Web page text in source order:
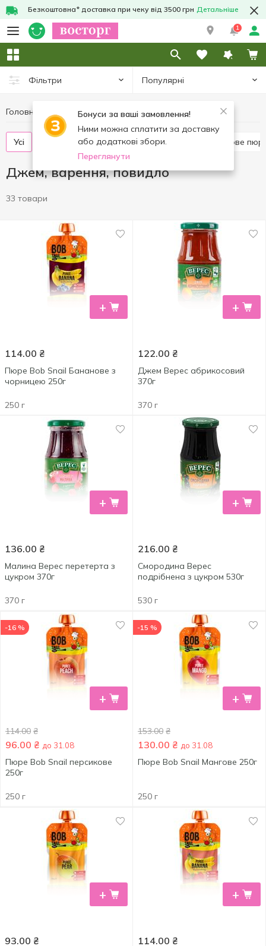
Безкоштовна* доставка при чеку від 3500 грн Детальніше
1
Фільтри Популярні
Бонуси за ваші замовлення!
Ними можна сплатити за доставку
або додаткові збори.
Переглянути
Головна Консерви Джем, варення, повидло
Усі Конфітюр Варення Фруктове
Джем, варення, повидло
33 товари
+
114.00 ₴
Пюре Bob Snail Бананове з
чорницею 250г
250 г
+
122.00 ₴
Джем Верес абрикосовий
370г
370 г
+
136.00 ₴
Малина Верес перетерта з
цукром 370г
370 г
+
216.00 ₴
Смородина Верес
подрібнена з цукром 530г
530 г
+
-16 %
114.00 ₴
96.00 ₴ до 31.08
Пюре Bob Snail персикове
250г
250 г
+
-15 %
153.00 ₴
130.00 ₴ до 31.08
Пюре Bob Snail Мангове 250г
250 г
+
93.00 ₴
+
114.00 ₴